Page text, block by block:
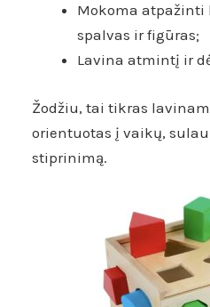
Mokoma atpažinti
spalvas ir figūras;
Lavina atmintį ir
Žodžiu, tai tikras
orientuotas į vaikų,
stiprinimą.